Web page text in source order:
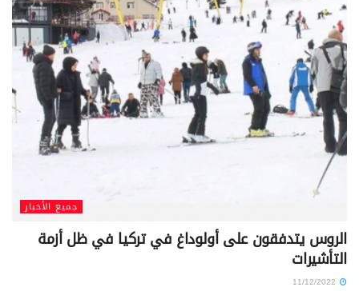
جميع الأخبار
الروس يتدفقون على أولوداغ في تركيا في ظل أزمة
التأشيرات